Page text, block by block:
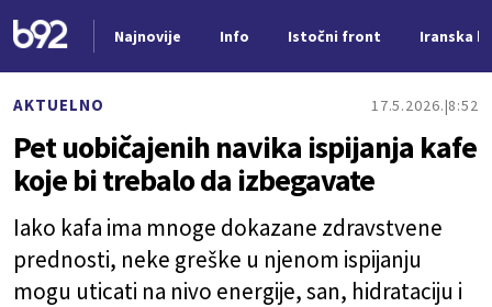
Najnovije Info Istočni front Iranska
AKTUELNO 17.5.2026. 8:52
Pet uobičajenih navika ispijanja kafe
koje bi trebalo da izbegavate
Iako kafa ima mnoge dokazane zdravstvene
prednosti, neke greške u njenom ispijanju
mogu uticati na nivo energije, san, hidrataciju i